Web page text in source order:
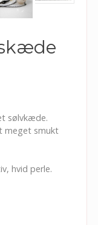
sølvkæde.
meget smukt
hvid perle.